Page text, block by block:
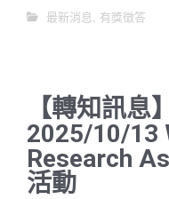
最新消息, 有獎徵答
【轉知訊息
2025/10/13
Research
活動